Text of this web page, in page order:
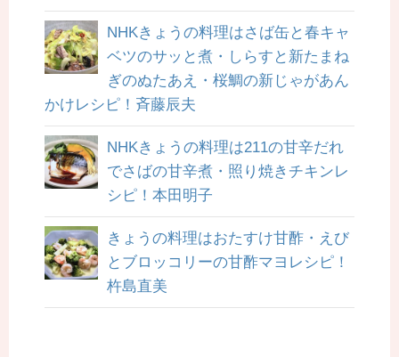
NHKきょうの料理はさば缶と春キャ
ベツのサッと煮・しらすと新たまね
ぎのぬたあえ・桜鯛の新じゃがあん
かけレシピ！斉藤辰夫
NHKきょうの料理は211の甘辛だれ
でさばの甘辛煮・照り焼きチキンレ
シピ！本田明子
きょうの料理はおたすけ甘酢・えび
とブロッコリーの甘酢マヨレシピ！
杵島直美